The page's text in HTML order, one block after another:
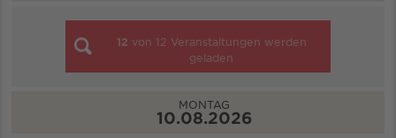
12 von 12 Veranstaltungen werden
geladen
MONTAG
10.08.2026